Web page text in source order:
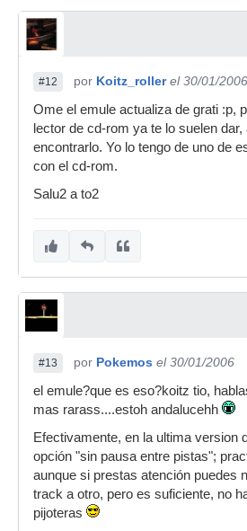
#12 por Koitz_roller el 30/01/2006
Ome el emule actualiza de grati :p,
lector de cd-rom ya te lo suelen dar,
encontrarlo. Yo lo tengo de uno de
con el cd-rom.
Salu2 a to2
#13 por Pokemos el 30/01/2006
el emule?que es eso?koitz tio,
mas rarass....estoh andalucehh
Efectivamente, en la ultima version
opción "sin pausa entre pistas";
aunque si prestas atención puedes
track a otro, pero es suficiente, no
pijoteras